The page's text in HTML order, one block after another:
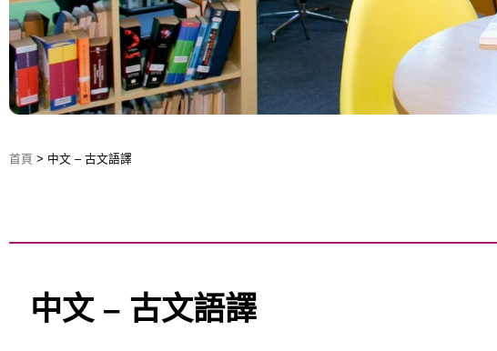
首頁 > 中文 – 古文語譯
中文 – 古文語譯